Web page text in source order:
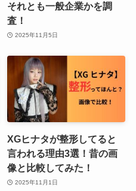
それとも一般企業かを調
査！
2025年11月5日
XGヒナタが整形してると
言われる理由3選！昔の画
像と比較してみた！
2025年11月1日